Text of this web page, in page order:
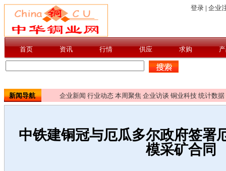
新闻导航 企业新闻 行业动态 本周聚焦 企业访谈 铜业科技 统计数据
中铁建铜冠与厄瓜多尔政府签署
模采矿合同